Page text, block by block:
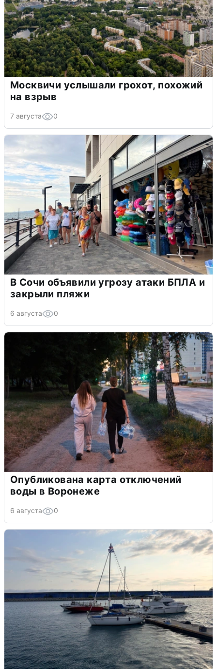
Москвичи услышали грохот, похожий
на взрыв
7 августа 0
В Сочи объявили угрозу атаки БПЛА и
закрыли пляжи
6 августа 0
Опубликована карта отключений
воды в Воронеже
6 августа 0